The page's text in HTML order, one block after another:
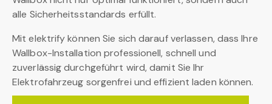
alle Sicherheitsstandards erfüllt.
Mit elektrify können Sie sich darauf verlassen, dass Ihre
Wallbox-Installation professionell, schnell und
zuverlässig durchgeführt wird, damit Sie Ihr
Elektrofahrzeug sorgenfrei und effizient laden können.